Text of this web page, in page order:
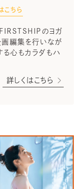
ちら
FIRSTSHIPのヨガ
画編集を行いなが
る心もカラダもハ
詳しくはこちら